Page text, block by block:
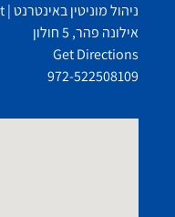
ניהול מוניטין באינטרנט | Monitin Net
אילונה פהר, 5 חולון
Get Directions
972-522508109